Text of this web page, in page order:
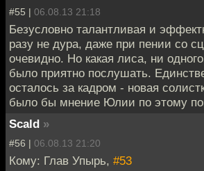
#55 | 06.08.13 21:18
Безусловно талантливая и
разу не дура, даже при пении со
очевидно. Но какая лиса, ни
было приятно послушать.
осталось за кадром - новая
было бы мнение Юлии по этому
Scald »
#56 | 06.08.13 21:20
Кому: Глав Упырь, #53